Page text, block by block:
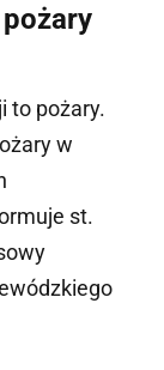
to pożary.
w
st.